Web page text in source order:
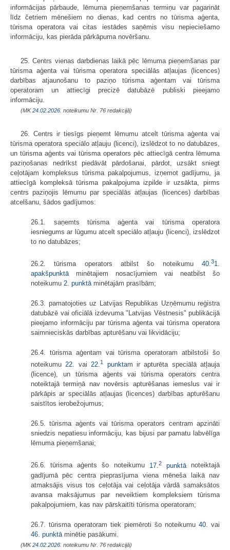
informācijas pārbaude, lēmuma pieņemšanas termiņu var pagarināt
līdz četriem mēnešiem no dienas, kad centrs no tūrisma aģenta,
tūrisma operatora vai citas iestādes saņēmis visu nepieciešamo
informāciju, kas pierāda pārkāpuma novēršanu.
25. Centrs vienas darbdienas laikā pēc lēmuma pieņemšanas par
tūrisma aģenta vai tūrisma operatora speciālās atļaujas (licences)
darbības atjaunošanu to paziņo tūrisma aģentam vai tūrisma
operatoram un attiecīgi precizē datubāzē publiski pieejamo
informāciju.
(MK24.02.2026. noteikumu Nr. 76 redakcijā)
26. Centrs ir tiesīgs pieņemt lēmumu atcelt tūrisma aģenta vai
tūrisma operatora speciālo atļauju (licenci), izslēdzot to no datubāzes,
un tūrisma aģents vai tūrisma operators pēc attiecīgā centra lēmuma
paziņošanas nedrīkst piedāvāt pārdošanai, pārdot, uzsākt sniegt
ceļotājam kompleksus tūrisma pakalpojumus, izņemot gadījumu, ja
attiecīgā kompleksā tūrisma pakalpojuma izpilde ir uzsākta, pirms
centrs paziņojis lēmumu par speciālās atļaujas (licences) darbības
atcelšanu, šādos gadījumos:
26.1. saņemts tūrisma aģenta vai tūrisma operatora
iesniegums ar lūgumu atcelt speciālo atļauju (licenci), izslēdzot
to no datubāzes;
26.2. tūrisma operators atbilst šo noteikumu 40.31.
apakšpunktāminētajiem nosacījumiem vai neatbilst šo
noteikumu 2. punktāminētajām prasībām;
26.3. pamatojoties uz Latvijas Republikas Uzņēmumu reģistra
datubāzē vai oficiālā izdevuma "Latvijas Vēstnesis" publikācijā
pieejamo informāciju par tūrisma aģenta vai tūrisma operatora
saimnieciskās darbības apturēšanu vai likvidāciju;
26.4. tūrisma aģentam vai tūrisma operatoram atbilstoši šo
noteikumu22. vai22.1 punktam ir apturēta speciālā atļauja
(licence), un tūrisma aģents vai tūrisma operators centra
noteiktajā termiņā nav novērsis apturēšanas iemeslus vai ir
pārkāpis ar speciālās atļaujas (licences) darbības apturēšanu
saistītos ierobežojumus;
26.5. tūrisma aģents vai tūrisma operators centram apzināti
sniedzis nepatiesu informāciju, kas bijusi par pamatu labvēlīga
lēmuma pieņemšanai;
26.6. tūrisma aģents šo noteikumu 17. 2punktānoteiktajā
gadījumā pēc centra pieprasījuma viena mēneša laikā nav
atmaksājis visus tos ceļotāja vai ceļotāja vārdā samaksātos
avansa maksājumus par neveiktiem kompleksiem tūrisma
pakalpojumiem, kas nav pārskaitīti tūrisma operatoram;
26.7. tūrisma operatoram tiek piemēroti šo noteikumu 40.
vai
46. punktā minētie pasākumi.
(MK24.02.2026. noteikumu Nr. 76 redakcijā)